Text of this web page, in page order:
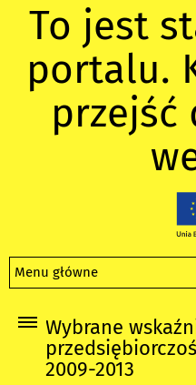
To jest
portalu.
przejść
Menu główne
Wybrane
2009-2013